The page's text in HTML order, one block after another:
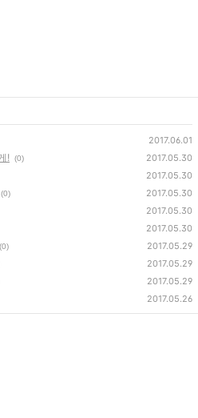
2017.06.01
! (0) 2017.05.30
2017.05.30
(0) 2017.05.30
2017.05.30
2017.05.30
(0) 2017.05.29
2017.05.29
2017.05.29
2017.05.26